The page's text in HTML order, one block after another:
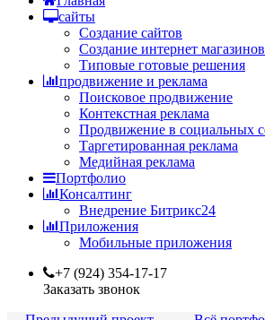
сайты
Создание сайтов
Создание интернет магазинов
Типовые готовые решения
продвижение и реклама
Поисковое продвижение
Контекстная реклама
Продвижение в социальных
Таргетированная реклама
Медийная реклама
Портфолио
Консалтинг
Внедрение Битрикс24
Приложения
Мобильные приложения
+7 (924) 354-17-17
Заказать звонок